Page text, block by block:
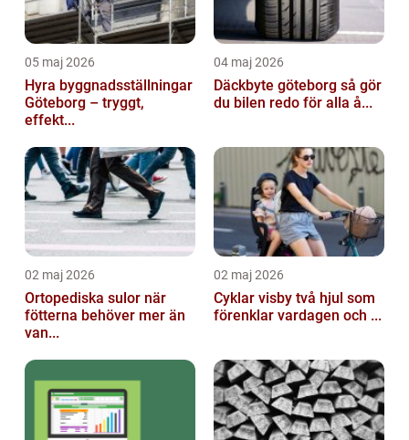
05 maj 2026
Hyra byggnadsställningar
Göteborg – tryggt,
effekt...
04 maj 2026
Däckbyte göteborg så gör
du bilen redo för alla å...
02 maj 2026
Ortopediska sulor när
fötterna behöver mer än
van...
02 maj 2026
Cyklar visby två hjul som
förenklar vardagen och ...